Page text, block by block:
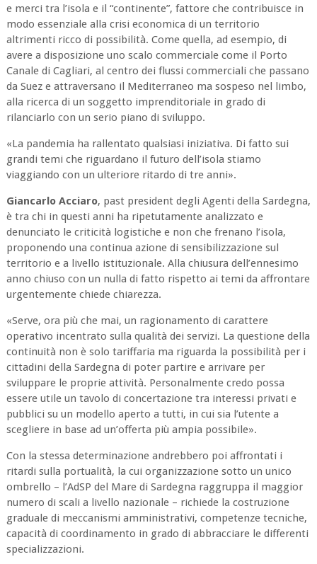
e merci tra l’isola e il “continente”, fattore che contribuisce in
modo essenziale alla crisi economica di un territorio
altrimenti ricco di possibilità. Come quella, ad esempio, di
avere a disposizione uno scalo commerciale come il Porto
Canale di Cagliari, al centro dei flussi commerciali che passano
da Suez e attraversano il Mediterraneo ma sospeso nel limbo,
alla ricerca di un soggetto imprenditoriale in grado di
rilanciarlo con un serio piano di sviluppo.
«La pandemia ha rallentato qualsiasi iniziativa. Di fatto sui
grandi temi che riguardano il futuro dell’isola stiamo
viaggiando con un ulteriore ritardo di tre anni».
Giancarlo Acciaro, past president degli Agenti della Sardegna,
è tra chi in questi anni ha ripetutamente analizzato e
denunciato le criticità logistiche e non che frenano l’isola,
proponendo una continua azione di sensibilizzazione sul
territorio e a livello istituzionale. Alla chiusura dell’ennesimo
anno chiuso con un nulla di fatto rispetto ai temi da affrontare
urgentemente chiede chiarezza.
«Serve, ora più che mai, un ragionamento di carattere
operativo incentrato sulla qualità dei servizi. La questione della
continuità non è solo tariffaria ma riguarda la possibilità per i
cittadini della Sardegna di poter partire e arrivare per
sviluppare le proprie attività. Personalmente credo possa
essere utile un tavolo di concertazione tra interessi privati e
pubblici su un modello aperto a tutti, in cui sia l’utente a
scegliere in base ad un’offerta più ampia possibile».
Con la stessa determinazione andrebbero poi affrontati i
ritardi sulla portualità, la cui organizzazione sotto un unico
ombrello – l’AdSP del Mare di Sardegna raggruppa il maggior
numero di scali a livello nazionale – richiede la costruzione
graduale di meccanismi amministrativi, competenze tecniche,
capacità di coordinamento in grado di abbracciare le differenti
specializzazioni.